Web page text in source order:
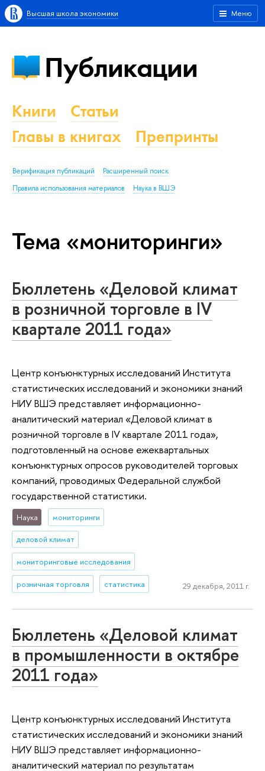
Меню
Высшая школа экономики
Публикации
Книги
Статьи
Главы в книгах
Препринты
Верификация публикаций
Расширенный поиск
Правила использования материалов
Наука в ВШЭ
Тема «мониторинги»
Бюллетень «Деловой климат
в розничной торговле в IV
квартале 2011 года»
Центр конъюнктурных исследований Института
статистических исследований и экономики знаний
НИУ ВШЭ представляет информационно-
аналитический материал «Деловой климат в
розничной торговле в IV квартале 2011 года»,
подготовленный на основе ежеквартальных
конъюнктурных опросов руководителей торговых
компаний, проводимых Федеральной службой
государственной статистики.
Наука мониторинги
деловой климат
мониторинговые исследования
розничная торговля статистика 29 декабря, 2011 г.
Бюллетень «Деловой климат
в промышленности в октябре
2011 года»
Центр конъюнктурных исследований Института
статистических исследований и экономики знаний
НИУ ВШЭ представляет информационно-
аналитический материал по результатам